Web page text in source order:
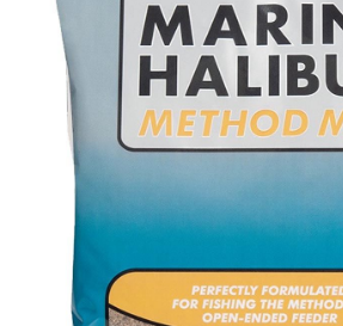
Carpfishing Cebos